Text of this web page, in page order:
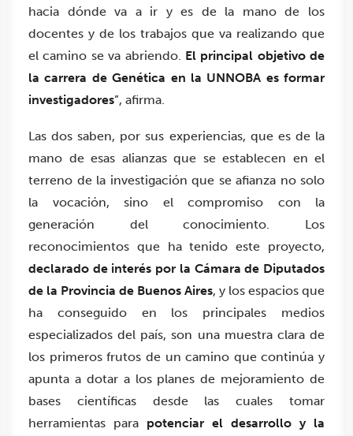
hacia dónde va a ir y es de la mano de los
docentes y de los trabajos que va realizando que
el camino se va abriendo. El principal objetivo de
la carrera de Genética en la UNNOBA es formar
investigadores”, afirma.
Las dos saben, por sus experiencias, que es de la
mano de esas alianzas que se establecen en el
terreno de la investigación que se afianza no solo
la vocación, sino el compromiso con la
generación del conocimiento. Los
reconocimientos que ha tenido este proyecto,
declarado de interés por la Cámara de Diputados
de la Provincia de Buenos Aires, y los espacios que
ha conseguido en los principales medios
especializados del país, son una muestra clara de
los primeros frutos de un camino que continúa y
apunta a dotar a los planes de mejoramiento de
bases científicas desde las cuales tomar
herramientas para potenciar el desarrollo y la